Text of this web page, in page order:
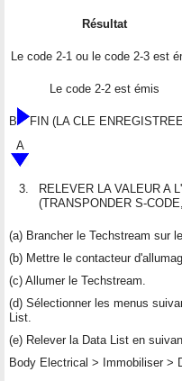
Résultat
Le code 2-1 ou le code 2-3 est
Le code 2-2 est émis
B
FIN (LA CLE
A
3.
RELEVER LA VALEUR A
(TRANSPONDER S-
(a) Brancher le Techstream sur
(b) Mettre le contacteur
(c) Allumer le Techstream.
(d) Sélectionner les menus
List.
(e) Relever la Data List en
Body Electrical > Immobiliser >